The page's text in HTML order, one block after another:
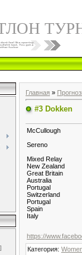
Главная »
#3 Dokken
McCullough
Sereno
Mixed Relay
New Zealand
Great Britain
Australia
Portugal
Switzerland
Portugal
Spain
Italy
https://
Категория: